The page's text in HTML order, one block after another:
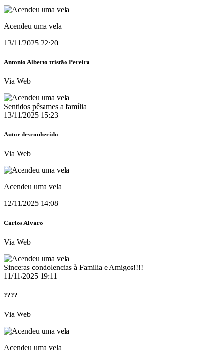
Acendeu uma vela
13/11/2025 22:20
Antonio Alberto tristão Pereira
Via Web
Sentidos pêsames a família
13/11/2025 15:23
Autor desconhecido
Via Web
Acendeu uma vela
12/11/2025 14:08
Carlos Alvaro
Via Web
Sinceras condolencias à Familia e Amigos!!!!
11/11/2025 19:11
????
Via Web
Acendeu uma vela